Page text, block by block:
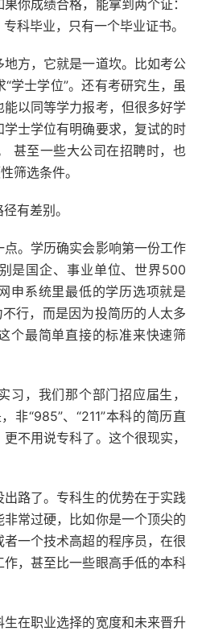
你成绩合格，能拿到两个证：
科毕业，只有一个毕业证书。
方，它就是一道坎。比如考公
学士学位”。还有考研究生，虽
以同等学力报考，但很多好学
士学位有明确要求，复试的时
甚至一些大公司在招聘时，也
筛选条件。
有差别。
。学历确实会影响第一份工作
是国企、事业单位、世界500
申系统里最低的学历选项就是
行，而是因为投简历的人太多
个最简单直接的标准来快速筛
习，我们那个部门招应届生，
非“985”、“211”本科的简历直
不用说专科了。这个很现实，
路了。专科生的优势在于实践
常过硬，比如你是一个顶尖的
一个技术高超的程序员，在很
，甚至比一些眼高手低的本科
在职业选择的宽度和未来晋升